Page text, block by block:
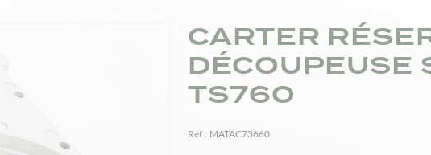
CARTER
DÉCOUPEUSE
TS760
Réf : MATAC73660